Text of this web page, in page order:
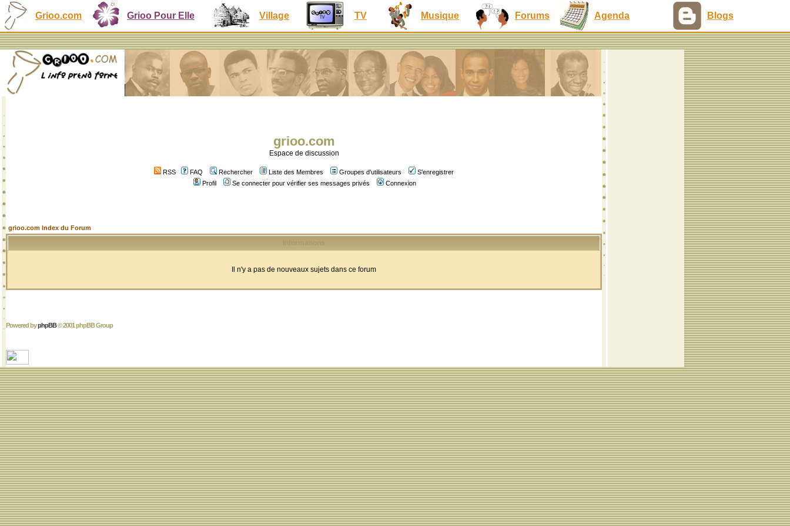
Grioo.com Grioo Pour Elle Village TV Musique Forums Agenda Blogs
grioo.com
Espace de discussion
RSS FAQ Rechercher Liste des Membres Groupes d'utilisateurs
S'enregistrer
Profil
Se connecter pour vérifier ses messages privés Connexion
grioo.com Index du Forum
Informations
Il n'y a pas de nouveaux sujets dans ce forum
Powered byphpBB© 2001 phpBB Group